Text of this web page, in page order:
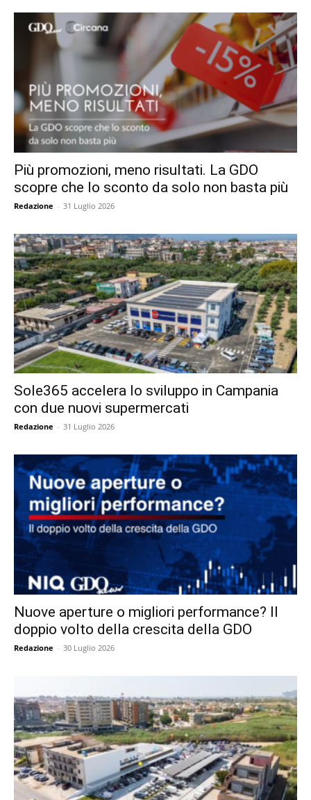
Più promozioni, meno risultati. La GDO
scopre che lo sconto da solo non basta più
Redazione - 31 Luglio 2026
Sole365 accelera lo sviluppo in Campania
con due nuovi supermercati
Redazione - 31 Luglio 2026
Nuove aperture o migliori performance? Il
doppio volto della crescita della GDO
Redazione - 30 Luglio 2026